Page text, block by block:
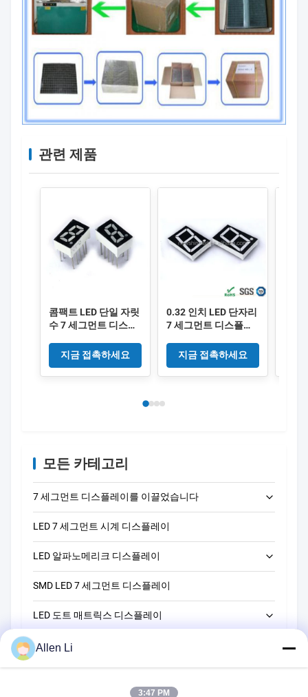
관련 제품
콤팩트 LED 단일 자릿
수 7 세그먼트 디스플
높이 검은색 표면 색상
전자 장치 및 측정 응
용 프로그램에 이상적
지금 접촉하세요
0.32 인치 LED 단자리
7 세그먼트 디스플레
및 전자 애플리케이션
을위한 8.1mm 디지털
높이
지금 접촉하세요
모든 카테고리
7 세그먼트 디스플레이를 이끌었습니다
LED 단자리 7개 세그먼트 디스플레이
LED 2자리 7세그먼트 디스플레이
LED 3자리 7개 세그먼트 디스플레이
LED 4자리 7개 세그먼트 디스플레이
LED 5자리 7개 세그먼트 디스플레이
LED 7 세그먼트 시계 디스플레이
LED 알파노메리크 디스플레이
14 세그먼트 LED 알파노메리크 디스플레이
16 세그먼트 LED 알파노메리크 디스플레이
SMD LED 7 세그먼트 디스플레이
LED 도트 매트릭스 디스플레이
5*7 LED 도트 매트릭스 디스플레이
LED 막대 그래프 디스플레이
Allen Li
3:47 PM